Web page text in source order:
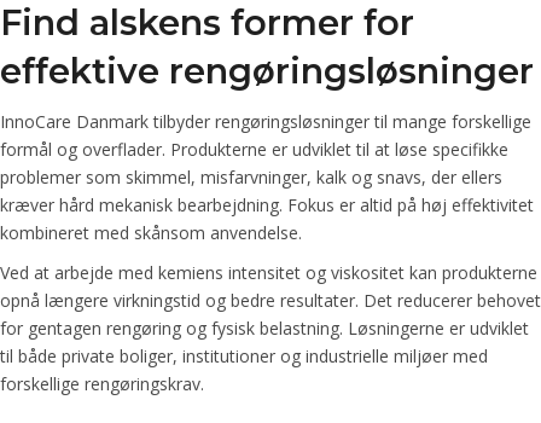
Find alskens former for
effektive rengøringsløsninger
InnoCare Danmark tilbyder rengøringsløsninger til mange forskellige
formål og overflader. Produkterne er udviklet til at løse specifikke
problemer som skimmel, misfarvninger, kalk og snavs, der ellers
kræver hård mekanisk bearbejdning. Fokus er altid på høj effektivitet
kombineret med skånsom anvendelse.
Ved at arbejde med kemiens intensitet og viskositet kan produkterne
opnå længere virkningstid og bedre resultater. Det reducerer behovet
for gentagen rengøring og fysisk belastning. Løsningerne er udviklet
til både private boliger, institutioner og industrielle miljøer med
forskellige rengøringskrav.